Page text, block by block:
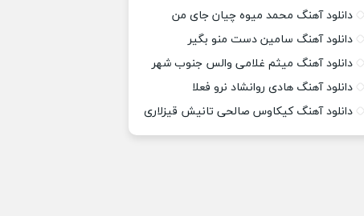
دانلود آهنگ محمد میوه چیان جای من
دانلود آهنگ سامین دست منو بگیر
دانلود آهنگ میثم غلامی والس جنوب شهر
دانلود آهنگ هادی روانشاد نرو فعلا
دانلود آهنگ کیکاوس صالحی تانیش قیزلاری